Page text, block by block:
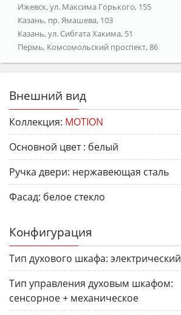
Ижевск, ул. Максима Горького, 155
Казань, пр. Ямашева, 103
Казань, ул. Сибгата Хакима, 51
Пермь, Комсомольский проспект, 86
Внешний вид
Коллекция: MOTION
Основной цвет : белый
Ручка двери: нержавеющая сталь
Фасад: белое стекло
Конфигурация
Тип духового шкафа: электрический
Тип управления духовым шкафом:
сенсорное + механическое